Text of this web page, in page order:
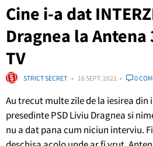
Cine i-a dat
Dragnea la Antena
TV
STRICT SECRET 16 SEPT. 2021 0
Au trecut multe zile de la iesirea
presedinte PSD Liviu Dragnea si
nu a dat pana cum niciun interviu.